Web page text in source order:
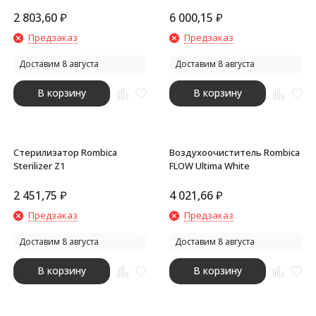
Sterilizer A2, белый/
2 803,60₽
Предзаказ
Доставим 8 августа
В корзину
6 000,15 ₽
Предзаказ
Доставим 8 августа
В корзину
Стерилизатор Rombica
Sterilizer Z1
2 451,75 ₽
Предзаказ
Доставим 8 августа
В корзину
Воздухоочиститель Rombica
FLOW Ultima White
4 021,66₽
Предзаказ
Доставим 8 августа
В корзину